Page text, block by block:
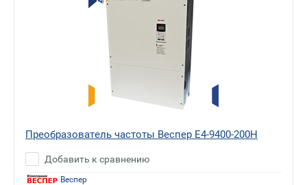
Преобразователь частоты Веспер E4-9400-200H
Добавить к сравнению
Веспер